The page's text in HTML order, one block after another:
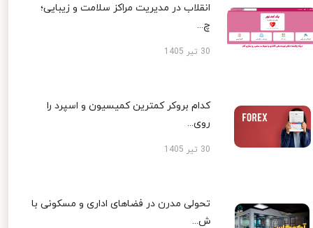
انقلاب در مدیریت مراکز سلامت و زیبایی؛
چ...
30 تیر 1405
کدام بروکر کمترین کمیسیون و اسپرد را
روی...
30 تیر 1405
تحولی مدرن در فضاهای اداری و مسکونی با
ش...